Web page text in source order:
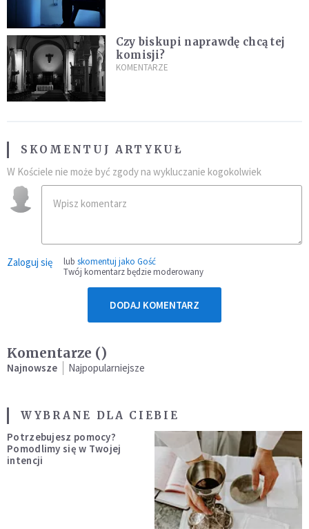
Czy biskupi naprawdę chcą tej
komisji?
KOMENTARZE
SKOMENTUJ ARTYKUŁ
W Kościele nie może być zgody na wykluczanie kogokolwiek
Zaloguj się lub skomentuj jako Gość
Twój komentarz będzie moderowany
DODAJ KOMENTARZ
Komentarze ()
Najnowsze Najpopularniejsze
WYBRANE DLA CIEBIE
Potrzebujesz pomocy?
Pomodlimy się w Twojej
intencji